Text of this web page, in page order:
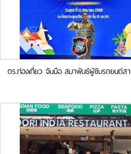
ตร.ท่องเที่ยว จับมือ สมาพันธ์ผู้ขับรถยนต์ส